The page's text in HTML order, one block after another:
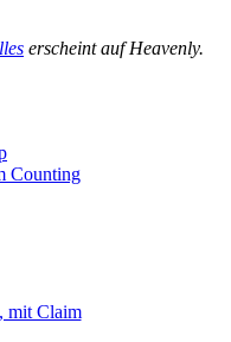
erscheint auf Heavenly.
Counting